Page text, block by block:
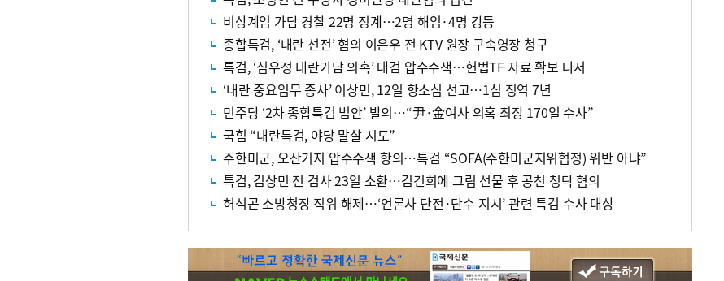
비상계엄 가담 경찰 22명 징계…2명 해임·4명 강등
종합특검, ‘내란 선전’ 혐의 이은우 전 KTV 원장 구속영장 청구
특검, ‘심우정 내란가담 의혹’ 대검 압수수색…헌법TF 자료 확보 나서
‘내란 중요임무 종사’ 이상민, 12일 항소심 선고…1심 징역 7년
민주당 ‘2차 종합특검 법안’ 발의…“尹·金여사 의혹 최장 170일 수사”
국힘 “내란특검, 야당 말살 시도”
주한미군, 오산기지 압수수색 항의…특검 “SOFA(주한미군지위협정) 위반 아냐”
특검, 김상민 전 검사 23일 소환…김건희에 그림 선물 후 공천 청탁 혐의
허석곤 소방청장 직위 해제…‘언론사 단전·단수 지시’ 관련 특검 수사 대상